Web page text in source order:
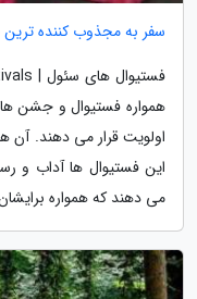
سفر به مجذوب کننده ترین
همواره فستیوال و جشن
اولویت قرار می دهند. آن
این فستیوال ها آداب و
می دهند که همواره